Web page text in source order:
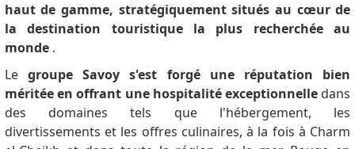
haut de gamme, stratégiquement situés au cœur de
la destination touristique la plus recherchée au
monde.
Le groupe Savoy s'est forgé une réputation bien
méritée en offrant une hospitalité exceptionnelle dans
des domaines tels que l'hébergement, les
divertissements et les offres culinaires, à la fois à Charm